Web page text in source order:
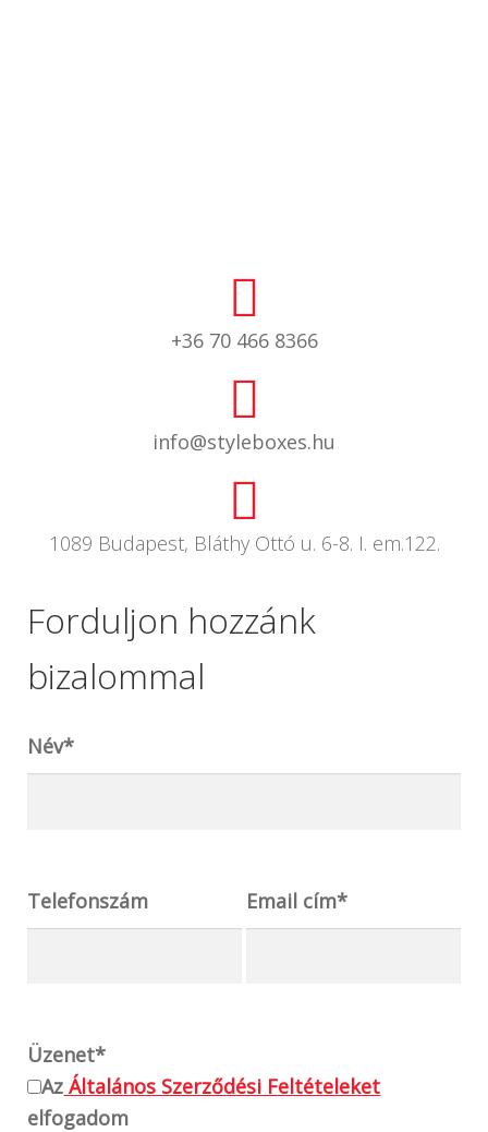
+36 70 466 8366
info@styleboxes.hu
1089 Budapest, Bláthy Ottó u. 6-8. I. em.122.
Forduljon hozzánk
bizalommal
Név*
Email cím*
Telefonszám
Üzenet*
Az Általános Szerződési Feltételeket
elfogadom